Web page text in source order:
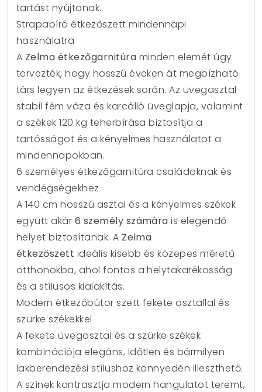
tartást nyújtanak.
Strapabíró étkezőszett mindennapi
használatra
A Zelma étkezőgarnitúra minden elemét úgy
tervezték, hogy hosszú éveken át megbízható
társ legyen az étkezések során. Az üvegasztal
stabil fém váza és karcálló üveglapja, valamint
a székek 120 kg teherbírása biztosítja a
tartósságot és a kényelmes használatot a
mindennapokban.
6 személyes étkezőgarnitúra családoknak és
vendégségekhez
A 140 cm hosszú asztal és a kényelmes székek
együtt akár 6 személy számára is elegendő
helyet biztosítanak. A Zelma
étkezőszett ideális kisebb és közepes méretű
otthonokba, ahol fontos a helytakarékosság
és a stílusos kialakítás.
Modern étkezőbútor szett fekete asztallal és
szürke székekkel
A fekete üvegasztal és a szürke székek
kombinációja elegáns, időtlen és bármilyen
lakberendezési stílushoz könnyedén illeszthető.
A színek kontrasztja modern hangulatot teremt,